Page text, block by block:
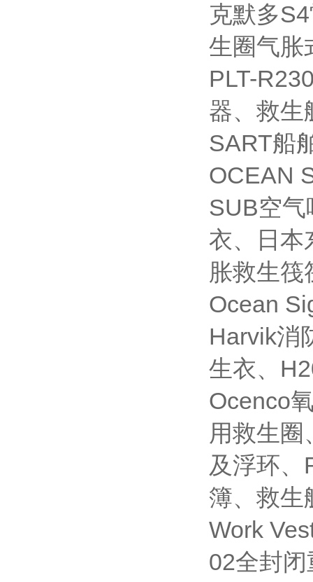
克默多
生圈气胀
PLT-
器、救生
SART船
OCEAN
SUB空气
衣、日本
胀救生筏
Ocean
Harvik消
生衣、
Ocenco
用救生
及浮环、
簿、救生
Work
02全封